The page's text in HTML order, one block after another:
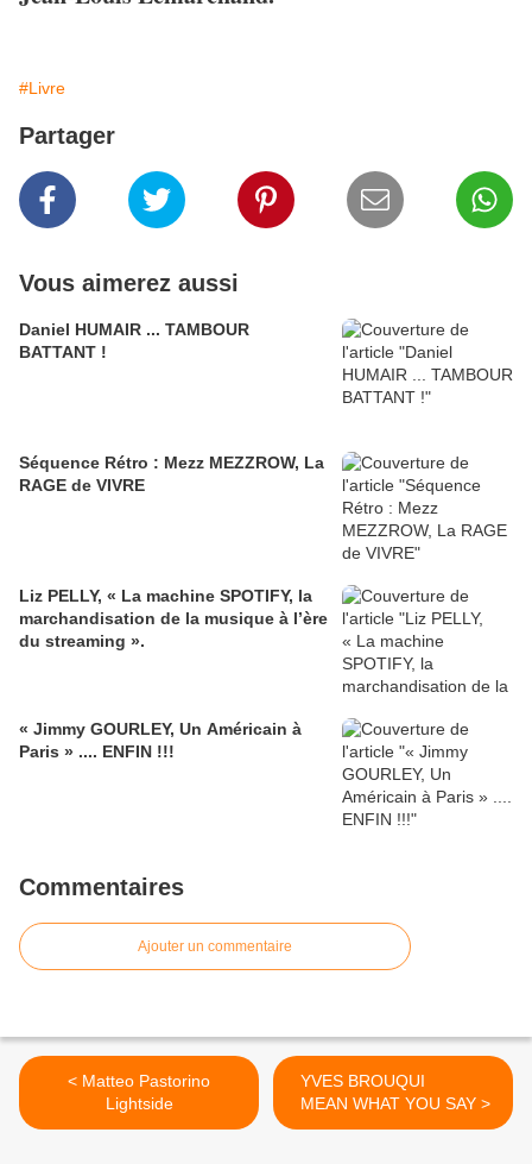
#Livre
Partager
Vous aimerez aussi
Daniel HUMAIR ... TAMBOUR
BATTANT !
Séquence Rétro : Mezz MEZZROW, La
RAGE de VIVRE
Liz PELLY, « La machine SPOTIFY, la
marchandisation de la musique à l’ère
du streaming ».
« Jimmy GOURLEY, Un Américain à
Paris » .... ENFIN !!!
Commentaires
Ajouter un commentaire
< Matteo Pastorino
Lightside
YVES BROUQUI
MEAN WHAT YOU SAY >